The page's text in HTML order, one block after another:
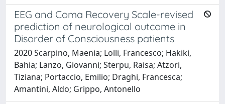
EEG and Coma Recovery Scale-revised
prediction of neurological outcome in
Disorder of Consciousness patients
2020 Scarpino, Maenia; Lolli, Francesco; Hakiki,
Bahia; Lanzo, Giovanni; Sterpu, Raisa; Atzori,
Tiziana; Portaccio, Emilio; Draghi, Francesca;
Amantini, Aldo; Grippo, Antonello